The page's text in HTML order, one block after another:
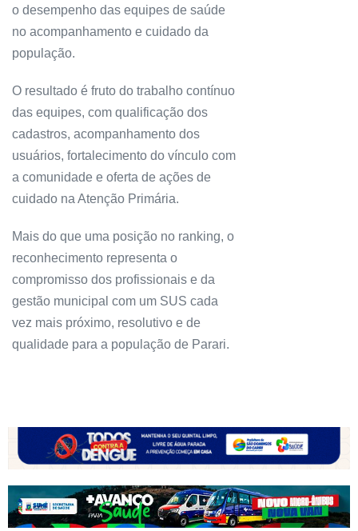
o desempenho das equipes de saúde
no acompanhamento e cuidado da
população.
O resultado é fruto do trabalho contínuo
das equipes, com qualificação dos
cadastros, acompanhamento dos
usuários, fortalecimento do vínculo com
a comunidade e oferta de ações de
cuidado na Atenção Primária.
Mais do que uma posição no ranking, o
reconhecimento representa o
compromisso dos profissionais e da
gestão municipal com um SUS cada
vez mais próximo, resolutivo e de
qualidade para a população de Parari.